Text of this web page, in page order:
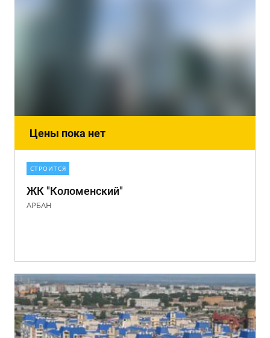
Цены пока нет
СТРОИТСЯ
ЖК "Коломенский"
АРБАН